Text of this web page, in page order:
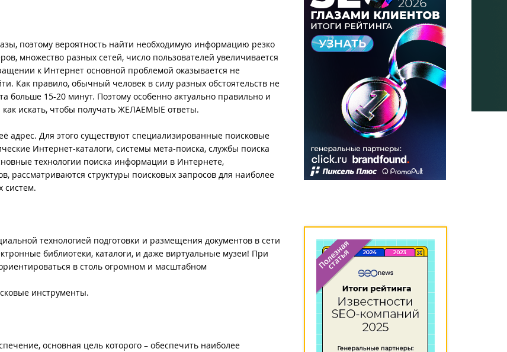
поэтому вероятность найти необходимую информацию резко
множество разных сетей, число пользователей увеличивается
к Интернет основной проблемой оказывается не
Как правило, обычный человек в силу разных обстоятельств не
больше 15-20 минут. Поэтому особенно актуально правильно и
как искать, чтобы получать ЖЕЛАЕМЫЕ ответы.
Для этого существуют специализированные поисковые
Интернет-каталоги, системы мета-поиска, службы поиска
технологии поиска информации в Интернете,
рассматриваются структуры поисковых запросов для наиболее
систем.
технологией подготовки и размещения документов в сети
библиотеки, каталоги, и даже виртуальные музеи! При
в столь огромном и масштабном
инструменты.
основная цель которого – обеспечить наиболее